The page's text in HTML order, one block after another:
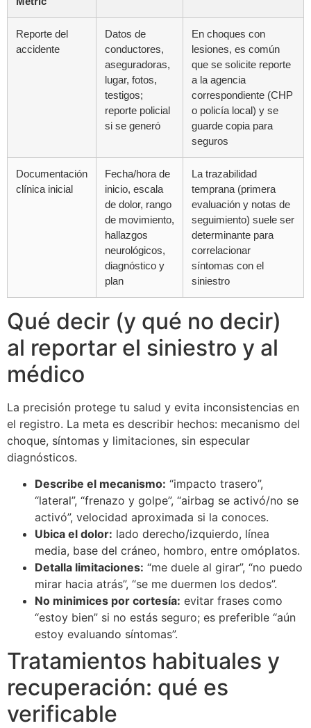
Reporte del
accidente
Datos de
conductores,
aseguradoras,
lugar, fotos,
testigos;
reporte policial
si se generó
En choques con
lesiones, es común
que se solicite reporte
a la agencia
correspondiente (CHP
o policía local) y se
guarde copia para
seguros
Documentación
clínica inicial
Fecha/hora de
inicio, escala
de dolor, rango
de movimiento,
hallazgos
neurológicos,
diagnóstico y
plan
La trazabilidad
temprana (primera
evaluación y notas de
seguimiento) suele ser
determinante para
correlacionar
síntomas con el
siniestro
Qué decir (y qué no decir)
al reportar el siniestro y al
médico
La precisión protege tu salud y evita inconsistencias en
el registro. La meta es describir hechos: mecanismo del
choque, síntomas y limitaciones, sin especular
diagnósticos.
Describe el mecanismo: “impacto trasero”,
“lateral”, “frenazo y golpe”, “airbag se activó/no se
activó”, velocidad aproximada si la conoces.
Ubica el dolor: lado derecho/izquierdo, línea
media, base del cráneo, hombro, entre omóplatos.
Detalla limitaciones: “me duele al girar”, “no puedo
mirar hacia atrás”, “se me duermen los dedos”.
No minimices por cortesía: evitar frases como
“estoy bien” si no estás seguro; es preferible “aún
estoy evaluando síntomas”.
Tratamientos habituales y
recuperación: qué es
verificable